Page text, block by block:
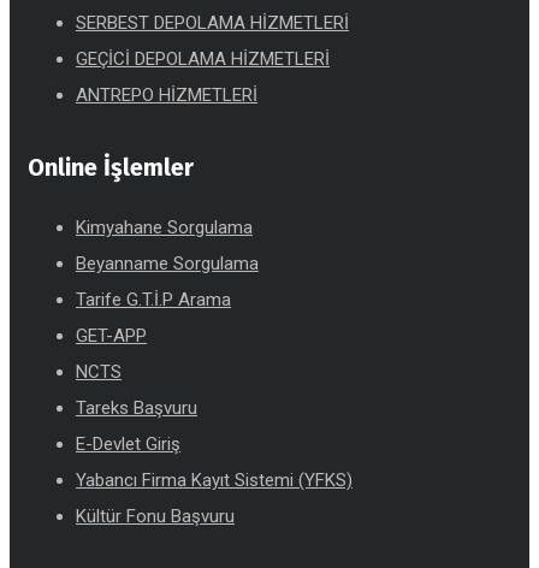
SERBEST DEPOLAMA HİZMETLERİ
GEÇİCİ DEPOLAMA HİZMETLERİ
ANTREPO HİZMETLERİ
Online İşlemler
Kimyahane Sorgulama
Beyanname Sorgulama
Tarife G.T.İ.P Arama
GET-APP
NCTS
Tareks Başvuru
E-Devlet Giriş
Yabancı Firma Kayıt Sistemi (YFKS)
Kültür Fonu Başvuru